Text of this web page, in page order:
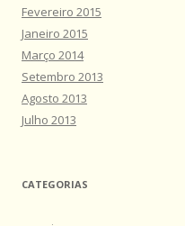
Fevereiro 2015
Janeiro 2015
Março 2014
Setembro 2013
Agosto 2013
Julho 2013
CATEGORIAS